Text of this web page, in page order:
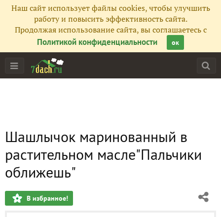
Наш сайт использует файлы cookies, чтобы улучшить
работу и повысить эффективность сайта.
Продолжая использование сайта, вы соглашаетесь с
Политикой конфиденциальности
ок
Шашлычок маринованный в
растительном масле"Пальчики
оближешь"
В избранное!